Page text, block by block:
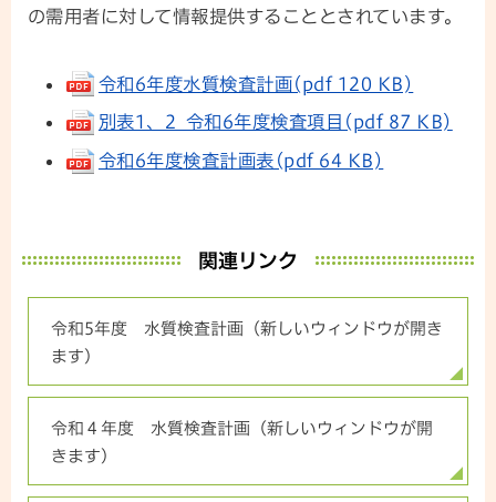
の需用者に対して情報提供することとされています。
令和6年度水質検査計画(pdf 120 KB)
別表1、2_令和6年度検査項目(pdf 87 KB)
令和6年度検査計画表(pdf 64 KB)
関連リンク
令和5年度 水質検査計画（新しいウィンドウが開き
ます）
令和４年度 水質検査計画（新しいウィンドウが開
きます）